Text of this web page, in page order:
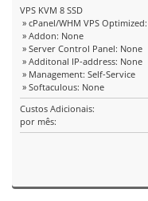
VPS KVM 8 SSD
» cPanel/WHM VPS
» Addon: None
» Server Control Panel: None
» Additonal IP-address: None
» Management: Self-Service
» Softaculous: None
Custos Adicionais:
por mês: